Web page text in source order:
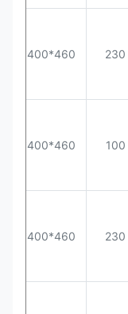
230
460*400*563
100
460*400*563
230
460*400*563